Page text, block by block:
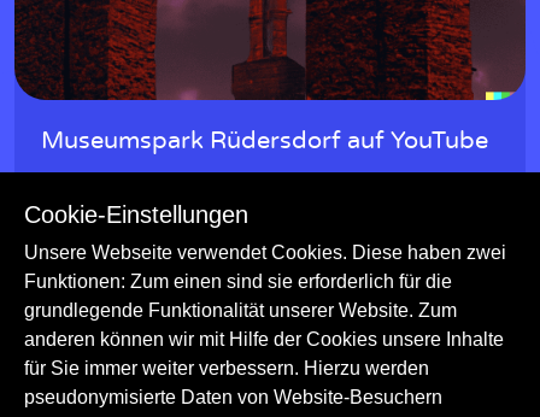
Museumspark Rüdersdorf auf YouTube
Nutzer*innen u. a. Einblicke in die traditionelle Kalkherstellung.
Bergbau
Industriegeschichte
Ortsgeschichte
Kalksteinabbau
Kalkmörtelherstellung
Cookie-Einstellungen
Unsere Webseite verwendet Cookies. Diese haben zwei
Funktionen: Zum einen sind sie erforderlich für die
grundlegende Funktionalität unserer Website. Zum
anderen können wir mit Hilfe der Cookies unsere Inhalte
für Sie immer weiter verbessern. Hierzu werden
pseudonymisierte Daten von Website-Besuchern